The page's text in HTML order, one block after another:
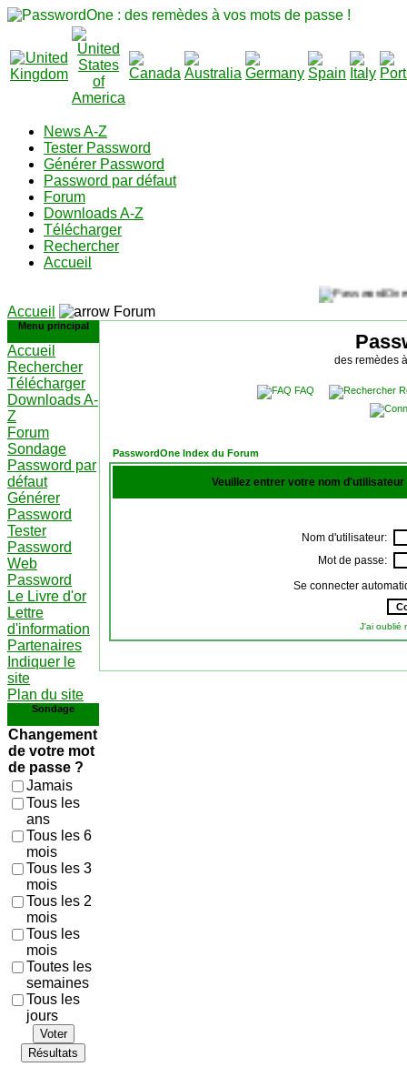
News A-Z
Tester Password
Générer Password
Password par défaut
Forum
Downloads A-Z
Télécharger
Rechercher
Accueil
Accueil Forum
Menu principal
Accueil
Rechercher
Télécharger
Downloads A-
Z
Forum
Sondage
Password par
défaut
Générer
Password
Tester
Password
Web
Password
Le Livre d'or
Lettre
d'information
Partenaires
Indiquer le
site
Plan du site
Sondage
Changement
de votre mot
de passe ?
Jamais
Tous les
ans
Tous les 6
mois
Tous les 3
mois
Tous les 2
mois
Tous les
mois
Toutes les
semaines
Tous les
jours
Voter
Résultats
des remèdes
FAQ
PasswordOne Index du Forum
Veuillez entrer votre nom
Nom d'utilisateur:
Mot de passe:
Se connecter
J'ai oublié